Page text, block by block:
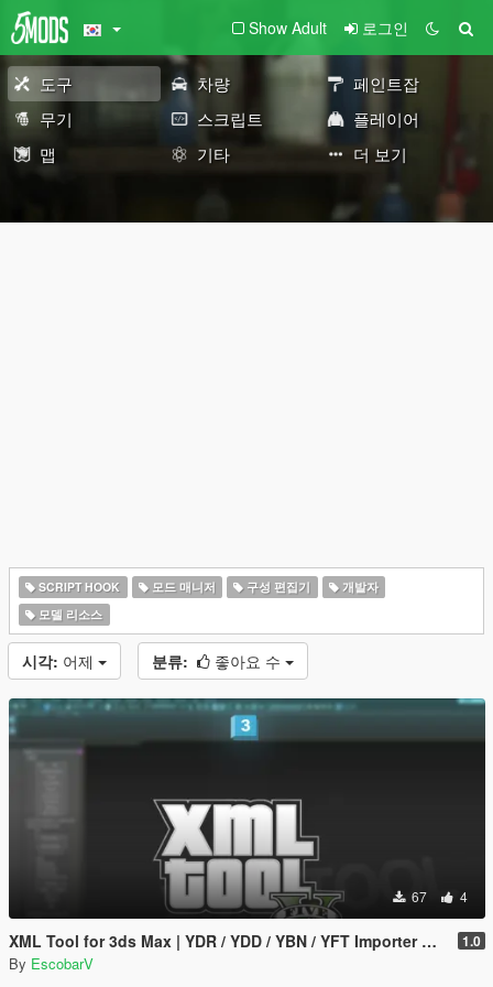
Show Adult 로그인
도구 차량
페인트잡
무기
스크립트
플레이어
맵
기타 더 보기
SCRIPT HOOK 모드 매니저 구성 편집기
개발자
모델 리소스
시각: 어제 분류: 좋아요 수
67 4
XML Tool for 3ds Max | YDR / YDD / YBN / YFT Importer & Exporter 1.0
By EscobarV